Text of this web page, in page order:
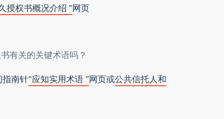
授权书概况介绍 "网页
有关的关键术语吗？
南针"应知实用术语 "网页或公共信托人和